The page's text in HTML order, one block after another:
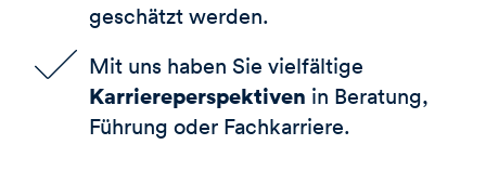
geschätzt werden.
Mit uns haben Sie vielfältige
Karriereperspektiven in Beratung,
Führung oder Fachkarriere.